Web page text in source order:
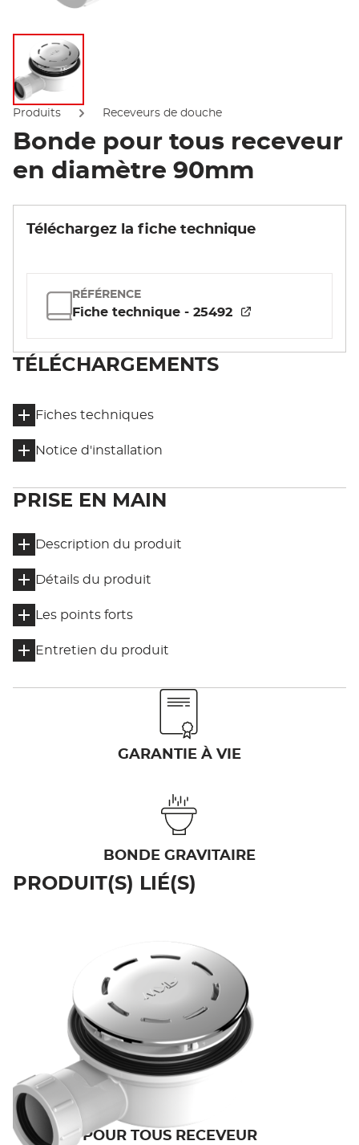
Afficher l'image
Produits Receveurs de douche
Bonde pour tous receveur
en diamètre 90mm
Téléchargez la fiche technique
RÉFÉRENCE
Fiche technique - 25492
TÉLÉCHARGEMENTS
Fiches techniques
Notice d'installation
PRISE EN MAIN
Description du produit
Détails du produit
Les points forts
Entretien du produit
GARANTIE À VIE
BONDE GRAVITAIRE
PRODUIT(S) LIÉ(S)
BONDE POUR TOUS RECEVEUR